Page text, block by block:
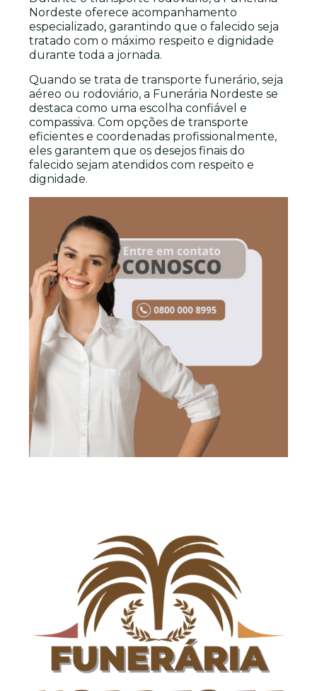
Nordeste oferece acompanhamento
especializado, garantindo que o falecido seja
tratado com o máximo respeito e dignidade
durante toda a jornada.
Quando se trata de transporte funerário, seja
aéreo ou rodoviário, a Funerária Nordeste se
destaca como uma escolha confiável e
compassiva. Com opções de transporte
eficientes e coordenadas profissionalmente,
eles garantem que os desejos finais do
falecido sejam atendidos com respeito e
dignidade.